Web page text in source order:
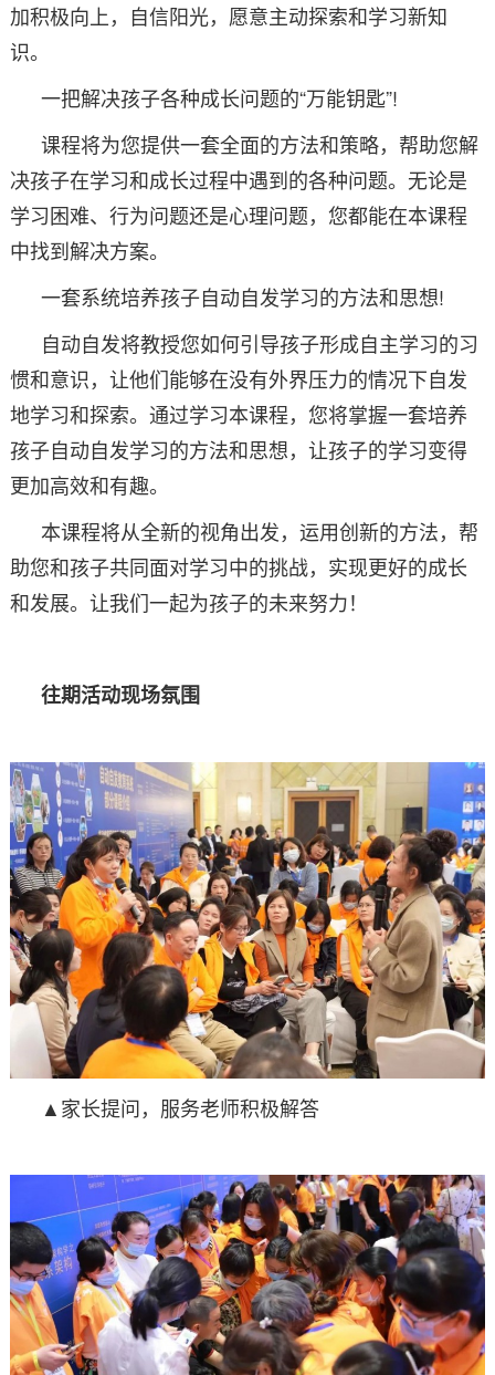
加积极向上，自信阳光，愿意主动探索和学习新知
识。
一把解决孩子各种成长问题的“万能钥匙”!
课程将为您提供一套全面的方法和策略，帮助您解
决孩子在学习和成长过程中遇到的各种问题。无论是
学习困难、行为问题还是心理问题，您都能在本课程
中找到解决方案。
一套系统培养孩子自动自发学习的方法和思想!
自动自发将教授您如何引导孩子形成自主学习的习
惯和意识，让他们能够在没有外界压力的情况下自发
地学习和探索。通过学习本课程，您将掌握一套培养
孩子自动自发学习的方法和思想，让孩子的学习变得
更加高效和有趣。
本课程将从全新的视角出发，运用创新的方法，帮
助您和孩子共同面对学习中的挑战，实现更好的成长
和发展。让我们一起为孩子的未来努力！
往期活动现场氛围
▲家长提问，服务老师积极解答